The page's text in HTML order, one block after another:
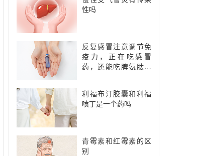
性吗
反复感冒注意调节免
疫力，正在吃感冒
药，还能吃脾氨肽口
利福布汀胶囊和利福
喷丁是一个药吗
青霉素和红霉素的区
别